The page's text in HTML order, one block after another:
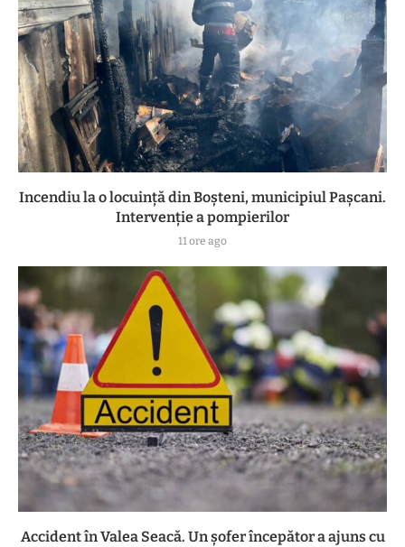
Incendiu la o locuință din Boșteni, municipiul Pașcani.
Intervenție a pompierilor
11 ore ago
Accident în Valea Seacă. Un șofer începător a ajuns cu